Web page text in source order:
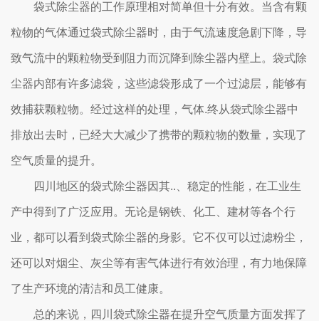
袋式除尘器的工作原理相对简单但十分有效。当含有颗
粒物的气体通过袋式除尘器时，由于气流速度急剧下降，导
致气流中的颗粒物受到阻力而沉降到除尘器内壁上。袋式除
尘器内部有许多滤袋，这些滤袋形成了一个过滤层，能够有
效捕获颗粒物。经过这样的处理，气体.终从袋式除尘器中
排放出去时，已经大大减少了携带的颗粒物的数量，实现了
空气质量的提升。
四川地区的袋式除尘器因其..、稳定的性能，在工业生
产中得到了广泛应用。无论是钢铁、化工、建材等各个行
业，都可以看到袋式除尘器的身影。它不仅可以过滤粉尘，
还可以对烟尘、灰尘等有害气体进行有效治理，有力地保障
了生产环境的清洁和员工健康。
总的来说，四川袋式除尘器在提升空气质量方面发挥了